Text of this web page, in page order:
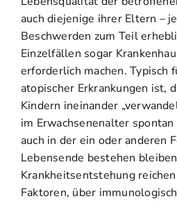
auch diejenige ihrer Eltern –
Beschwerden zum Teil
Einzelfällen sogar
erforderlich machen. Typisch
atopischer Erkrankungen ist,
Kindern ineinander
im Erwachsenenalter
auch in der ein oder anderen
Lebensende bestehen
Krankheitsentstehung
Faktoren, über